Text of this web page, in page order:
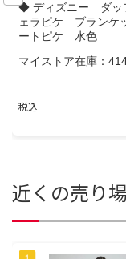
◆ ディズニー ダ
ェラピケ ブランケ
ートピケ 水色
マイストア在庫：
税込
近くの売り